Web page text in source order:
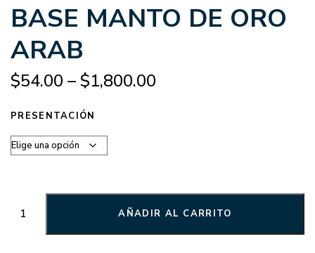
BASE MANTO DE ORO
ARAB
$54.00 –$1,800.00
PRESENTACIÓN
AÑADIR AL CARRITO